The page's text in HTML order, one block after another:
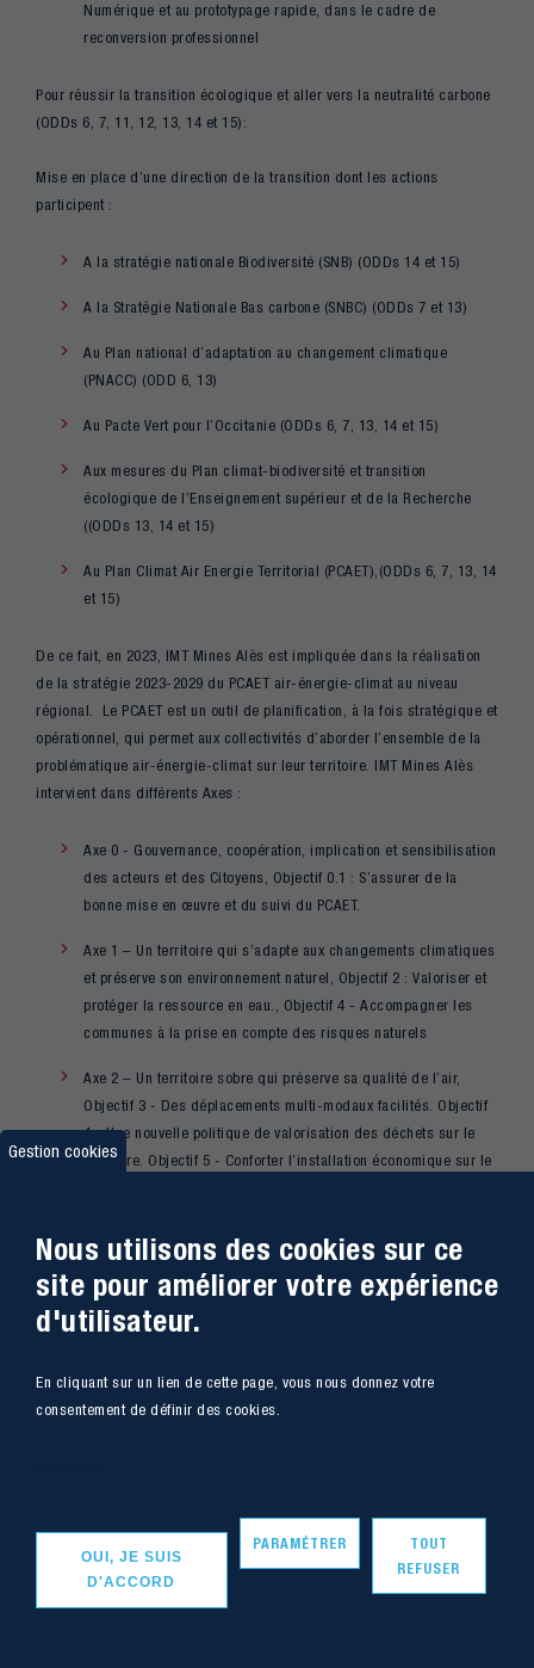
Numérique et au prototypage rapide, dans le cadre de
reconversion professionnel
Pour réussir la transition écologique et aller vers la neutralité carbone
(ODDs 6, 7, 11, 12, 13, 14 et 15):
Mise en place d’une direction de la transition dont les actions
participent :
A la stratégie nationale Biodiversité (SNB) (ODDs 14 et 15)
A la Stratégie Nationale Bas carbone (SNBC) (ODDs 7 et 13)
Au Plan national d’adaptation au changement climatique
(PNACC) (ODD 6, 13)
Au Pacte Vert pour l’Occitanie (ODDs 6, 7, 13, 14 et 15)
Aux mesures du Plan climat-biodiversité et transition
écologique de l’Enseignement supérieur et de la Recherche
((ODDs 13, 14 et 15)
Au Plan Climat Air Energie Territorial (PCAET),(ODDs 6, 7, 13, 14
et 15)
De ce fait, en 2023, IMT Mines Alès est impliquée dans la réalisation
de la stratégie 2023-2029 du PCAET air-énergie-climat au niveau
régional. Le PCAET est un outil de planification, à la fois stratégique et
opérationnel, qui permet aux collectivités d’aborder l’ensemble de la
problématique air-énergie-climat sur leur territoire. IMT Mines Alès
intervient dans différents Axes :
Axe 0 - Gouvernance, coopération, implication et sensibilisation
des acteurs et des Citoyens, Objectif 0.1 : S’assurer de la
bonne mise en œuvre et du suivi du PCAET.
Axe 1 – Un territoire qui s’adapte aux changements climatiques
et préserve son environnement naturel, Objectif 2 : Valoriser et
protéger la ressource en eau., Objectif 4 - Accompagner les
communes à la prise en compte des risques naturels
Axe 2 – Un territoire sobre qui préserve sa qualité de l’air,
Objectif 3 - Des déplacements multi-modaux facilités. Objectif
4 - Une nouvelle politique de valorisation des déchets sur le
territoire. Objectif 5 - Conforter l’installation économique sur le
changement climatique, Objectif 2 – Alimenter des circuits-
courts et des commerces de proximité. Objectif 3 – Encourager
les pratiques agricoles adaptées au changement climatique.
Gestion cookies
Nous utilisons des cookies sur ce
site pour améliorer votre expérience
d'utilisateur.
En cliquant sur un lien de cette page, vous nous donnez votre
consentement de définir des cookies.
OUI, JE SUIS
D'ACCORD
PARAMÉTRER
TOUT
REFUSER